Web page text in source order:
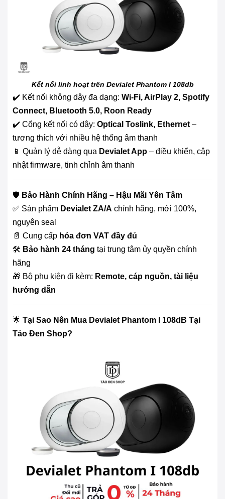
Kết nối linh hoạt trên Devialet Phantom I 108db
✔️ Kết nối không dây đa dạng: Wi-Fi, AirPlay 2, Spotify
Connect, Bluetooth 5.0, Roon Ready
✔️ Cổng kết nối có dây: Optical Toslink, Ethernet –
tương thích với nhiều hệ thống âm thanh
📱 Quản lý dễ dàng qua Devialet App – điều khiển, cập
nhật firmware, tinh chỉnh âm thanh
🛡️ Bảo Hành Chính Hãng – Hậu Mãi Yên Tâm
✅ Sản phẩm Devialet ZA/A chính hãng, mới 100%,
nguyên seal
📄 Cung cấp hóa đơn VAT đầy đủ
🛠️ Bảo hành 24 tháng tại trung tâm ủy quyền chính
hãng
🎁 Bộ phụ kiện đi kèm: Remote, cáp nguồn, tài liệu
hướng dẫn
🌟 Tại Sao Nên Mua Devialet Phantom I 108dB Tại
Táo Đen Shop?